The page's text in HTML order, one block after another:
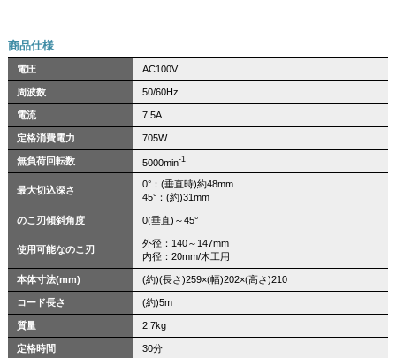
商品仕様
電圧 AC100V
周波数 50/60Hz
電流 7.5A
定格消費電力 705W
無負荷回転数 5000min-1
最大切込深さ
0°：(垂直時)約48mm
45°：(約)31mm
のこ刃傾斜角度 0(垂直)～45°
使用可能なのこ刃
外径：140～147mm
内径：20mm/木工用
本体寸法(mm) (約)(長さ)259×(幅)202×(高さ)210
コード長さ (約)5m
質量 2.7kg
定格時間 30分